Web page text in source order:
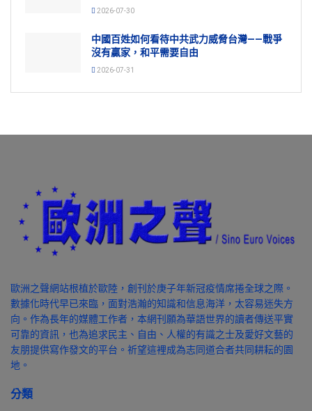
2026-07-30
中國百姓如何看待中共武力威脅台灣——戰爭
沒有贏家，和平需要自由
2026-07-31
歐洲之聲網站根植於歐陸，創刊於庚子年新冠疫情席捲全球之際。
數據化時代早已來臨，面對浩瀚的知識和信息海洋，太容易迷失方
向。作為長年的媒體工作者，本網刊願為華語世界的讀者傳送平實
可靠的資訊，也為追求民主、自由、人權的有識之士及愛好文藝的
友朋提供寫作發文的平台。祈望這裡成為志同道合者共同耕耘的園
地。
分類